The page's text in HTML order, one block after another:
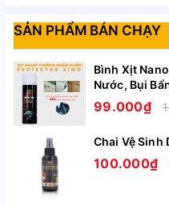
SẢN PHẨM BÁN CHẠY
Bình Xịt
Nước, Bụi
Túi, Áo, Mũ
99.000₫
Chai Vệ Sinh
100.000₫